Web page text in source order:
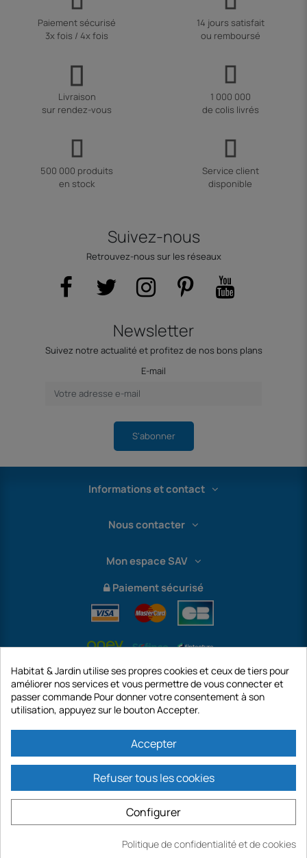
Ajouter
Paiement sécurisé
3x fois / 4x fois
14 jours satisfait
ou remboursé
Livraison
sur rendez-vous
1 000 000
de colis livrés
500 000 produits
en stock
Service client
disponible
Suivez-nous
Retrouvez-nous sur les réseaux
Newsletter
Suivez notre actualité et profitez de nos bons plans
E-mail
S'abonner
Informations et contact
Nous contacter
Mon espace SAV
Paiement sécurisé
International
capital de 187 203,29 €, 32 Rue de Paradis - PARIS 75010 (FRANCE).
GECODIS.SA créée le 04/11/1998 est une filiale de ODAYA HOLDING au capital
de 2.750.640,00 EURO.
TOUTES NOS PROMOTIONS SONT VALABLES DANS LA LIMITE DES STOCKS
DISPONIBLES
Habitat & Jardin utilise ses propres cookies et ceux de tiers pour
améliorer nos services et vous permettre de vous connecter et
passer commande Pour donner votre consentement à son
utilisation, appuyez sur le bouton Accepter.
Accepter
Refuser tous les cookies
Configurer
Politique de confidentialité et de cookies